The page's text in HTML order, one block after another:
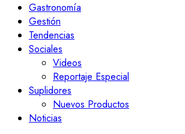
Gastronomía
Gestión
Tendencias
Sociales
Videos
Reportaje Especial
Suplidores
Nuevos Productos
Noticias